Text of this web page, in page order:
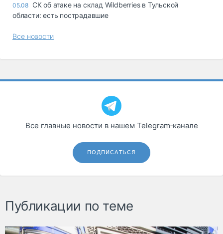
05.08 СК об атаке на склад Wildberries в Тульской
области: есть пострадавшие
Все новости
Все главные новости в нашем Telegram‑канале
ПОДПИСАТЬСЯ
Публикации по теме